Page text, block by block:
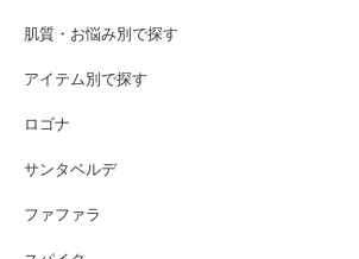
肌質・お悩み別で探す
アイテム別で探す
ロゴナ
サンタベルデ
ファファラ